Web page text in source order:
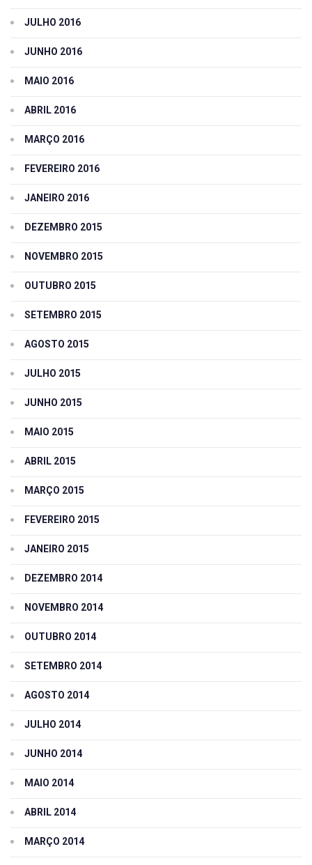
JULHO 2016
JUNHO 2016
MAIO 2016
ABRIL 2016
MARÇO 2016
FEVEREIRO 2016
JANEIRO 2016
DEZEMBRO 2015
NOVEMBRO 2015
OUTUBRO 2015
SETEMBRO 2015
AGOSTO 2015
JULHO 2015
JUNHO 2015
MAIO 2015
ABRIL 2015
MARÇO 2015
FEVEREIRO 2015
JANEIRO 2015
DEZEMBRO 2014
NOVEMBRO 2014
OUTUBRO 2014
SETEMBRO 2014
AGOSTO 2014
JULHO 2014
JUNHO 2014
MAIO 2014
ABRIL 2014
MARÇO 2014